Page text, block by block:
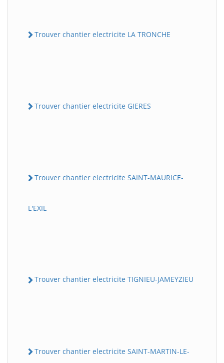
Trouver chantier electricite LA TRONCHE
Trouver chantier electricite GIERES
Trouver chantier electricite SAINT-MAURICE-
L'EXIL
Trouver chantier electricite TIGNIEU-JAMEYZIEU
Trouver chantier electricite SAINT-MARTIN-LE-